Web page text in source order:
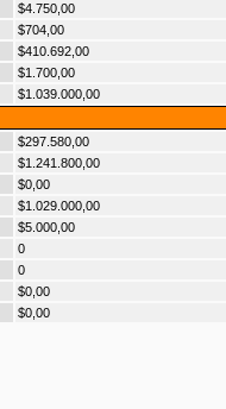
$4.750,00
$704,00
$410.692,00
$1.700,00
$1.039.000,00
$297.580,00
$1.241.800,00
$0,00
$1.029.000,00
$5.000,00
0
0
$0,00
$0,00